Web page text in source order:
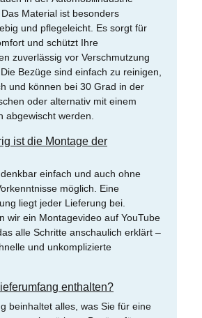
Material ist besonders
und pflegeleicht. Es sorgt für
und schützt Ihre
zuverlässig vor Verschmutzung
Bezüge sind einfach zu reinigen,
und können bei 30 Grad in der
oder alternativ mit einem
abgewischt werden.
ist die Montage der
einfach und auch ohne
möglich. Eine
liegt jeder Lieferung bei.
wir ein Montagevideo auf YouTube
alle Schritte anschaulich erklärt –
und unkomplizierte
enthalten?
beinhaltet alles, was Sie für eine